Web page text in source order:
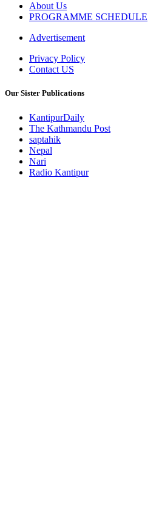
About Us
PROGRAMME SCHEDULE
Advertisement
Privacy Policy
Contact US
Our Sister Publications
KantipurDaily
The Kathmandu Post
saptahik
Nepal
Nari
Radio Kantipur